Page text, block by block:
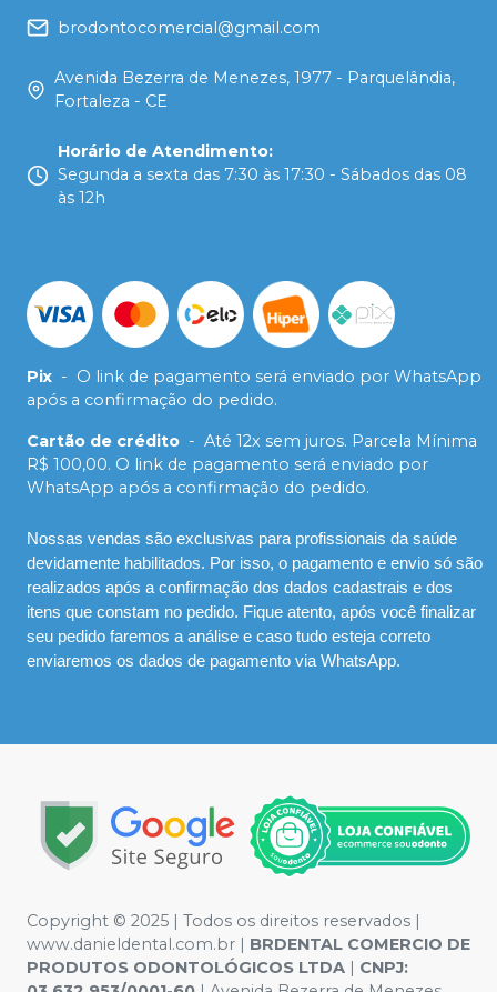
brodontocomercial@gmail.com
Avenida Bezerra de Menezes, 1977 - Parquelândia,
Fortaleza - CE
Horário de Atendimento:
Segunda a sexta das 7:30 às 17:30 - Sábados das 08
às 12h
Pix - O link de pagamento será enviado por WhatsApp
após a confirmação do pedido.
Cartão de crédito - Até 12x sem juros. Parcela Mínima
R$ 100,00. O link de pagamento será enviado por
WhatsApp após a confirmação do pedido.
Nossas vendas são exclusivas para profissionais da saúde
devidamente habilitados. Por isso, o pagamento e envio só são
realizados após a confirmação dos dados cadastrais e dos
itens que constam no pedido. Fique atento, após você finalizar
seu pedido faremos a análise e caso tudo esteja correto
enviaremos os dados de pagamento via WhatsApp.
Copyright © 2025 | Todos os direitos reservados |
www.danieldental.com.br | BRDENTAL COMERCIO DE
PRODUTOS ODONTOLÓGICOS LTDA | CNPJ: